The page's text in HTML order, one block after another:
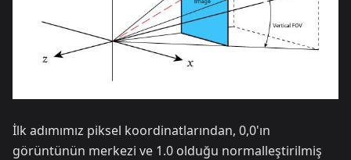
İlk adımımız piksel koordinatlarından, 0,0'ın
görüntünün merkezi ve 1.0 olduğu normalleştirilmiş